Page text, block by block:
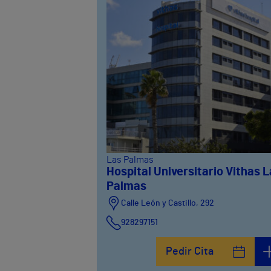
Las Palmas
Hospital Universitario Vithas
Palmas
Calle León y Castillo, 292
928297151
Pedir Cita